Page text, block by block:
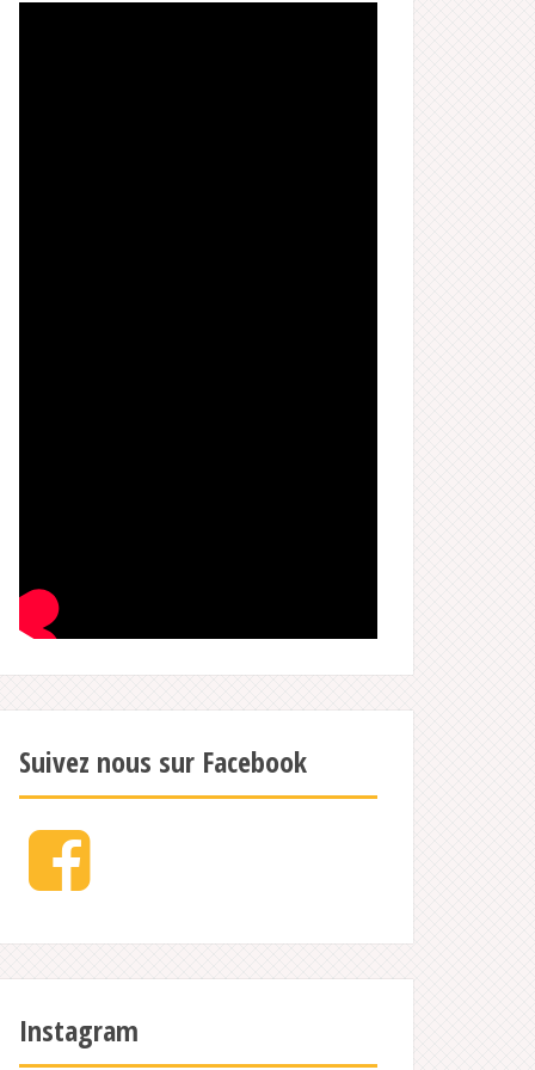
Suivez nous sur Facebook
Facebook
Instagram